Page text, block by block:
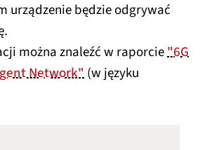
urządzenie będzie odgrywać
można znaleźć w raporcie"6G
Network"(w języku